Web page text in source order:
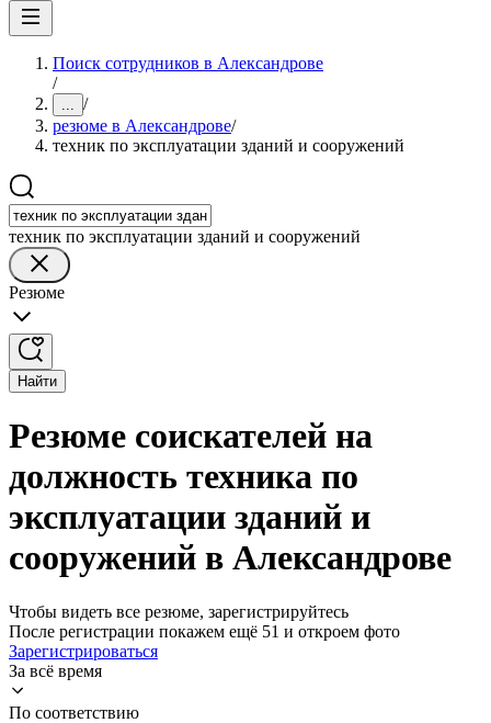
Поиск сотрудников в Александрове
/
... /
резюме в Александрове/
техник по эксплуатации зданий и сооружений
техник по эксплуатации зданий и сооружений
Резюме
Найти
Резюме соискателей на
должность техника по
эксплуатации зданий и
сооружений в Александрове
Чтобы видеть все резюме, зарегистрируйтесь
После регистрации покажем ещё 51 и откроем фото
Зарегистрироваться
За всё время
По соответствию